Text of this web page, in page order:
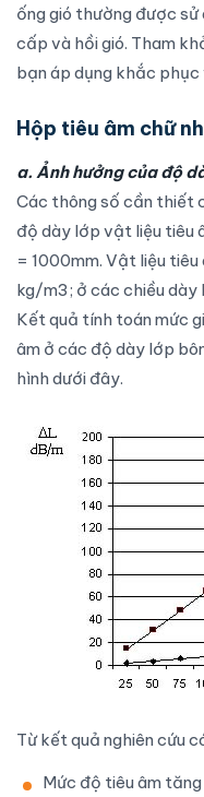
ống gió thường được sử
cấp và hồi gió. Tham
bạn áp dụng khắc
Hộp tiêu âm chữ
a. Ảnh hưởng của độ
Các thông số cần thiết
độ dày lớp vật liệu tiêu
= 1000mm. Vật liệu
kg/m3; ở các chiều dày
Kết quả tính toán mức
âm ở các độ dày lớp
hình dưới đây.
Từ kết quả nghiên cứu
Mức độ tiêu âm